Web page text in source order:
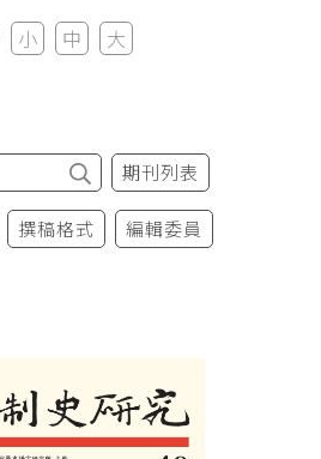
小 中 大
期刊列表
撰稿格式 編輯委員